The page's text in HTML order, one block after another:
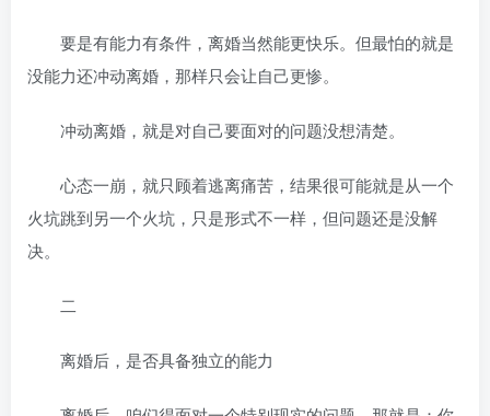
要是有能力有条件，离婚当然能更快乐。但最怕的就是
没能力还冲动离婚，那样只会让自己更惨。
冲动离婚，就是对自己要面对的问题没想清楚。
心态一崩，就只顾着逃离痛苦，结果很可能就是从一个
火坑跳到另一个火坑，只是形式不一样，但问题还是没解
决。
二
离婚后，是否具备独立的能力